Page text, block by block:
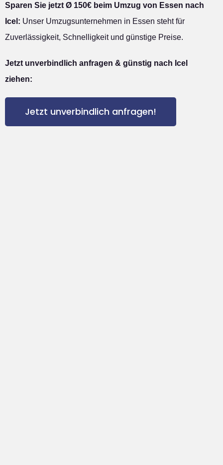
Sparen Sie jetzt Ø 150€ beim Umzug von Essen nach
Icel: Unser Umzugsunternehmen in Essen steht für
Zuverlässigkeit, Schnelligkeit und günstige Preise.
Jetzt unverbindlich anfragen & günstig nach Icel
ziehen:
Jetzt unverbindlich anfragen!